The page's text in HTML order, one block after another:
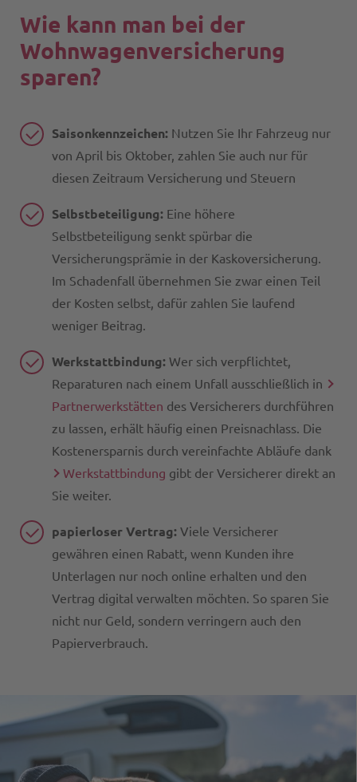
Wie kann man bei der
Wohnwagenversicherung
sparen?
Saisonkennzeichen: Nutzen Sie Ihr Fahrzeug nur
von April bis Oktober, zahlen Sie auch nur für
diesen Zeitraum Versicherung und Steuern
Selbstbeteiligung: Eine höhere
Selbstbeteiligung senkt spürbar die
Versicherungsprämie in der Kaskoversicherung.
Im Schadenfall übernehmen Sie zwar einen Teil
der Kosten selbst, dafür zahlen Sie laufend
weniger Beitrag.
Werkstattbindung: Wer sich verpflichtet,
Reparaturen nach einem Unfall ausschließlich in
Partnerwerkstätten des Versicherers durchführen
zu lassen, erhält häufig einen Preisnachlass. Die
Kostenersparnis durch vereinfachte Abläufe dank
Werkstattbindung gibt der Versicherer direkt an
Sie weiter.
papierloser Vertrag: Viele Versicherer
gewähren einen Rabatt, wenn Kunden ihre
Unterlagen nur noch online erhalten und den
Vertrag digital verwalten möchten. So sparen Sie
nicht nur Geld, sondern verringern auch den
Papierverbrauch.